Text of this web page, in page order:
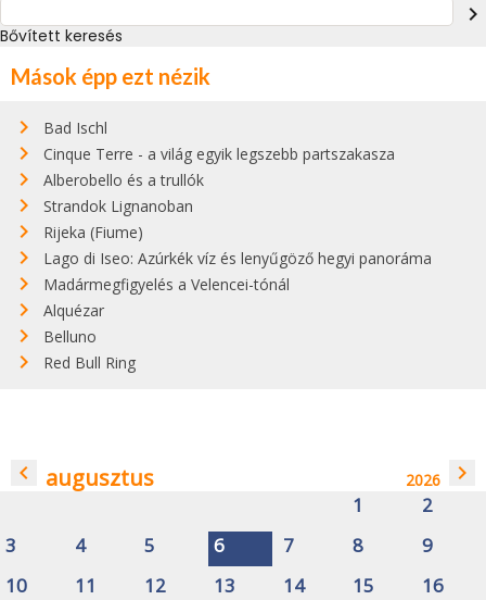
navigate_next
Bővített keresés
Mások épp ezt nézik
Bad Ischl
Cinque Terre - a világ egyik legszebb partszakasza
Alberobello és a trullók
Strandok Lignanoban
Rijeka (Fiume)
Lago di Iseo: Azúrkék víz és lenyűgöző hegyi panoráma
Madármegfigyelés a Velencei-tónál
Alquézar
Belluno
Red Bull Ring
navigate_before augusztus 2026 navigate_next
1
2
3
4 5 6 7 8
9
10
11 12 13 14 15
16